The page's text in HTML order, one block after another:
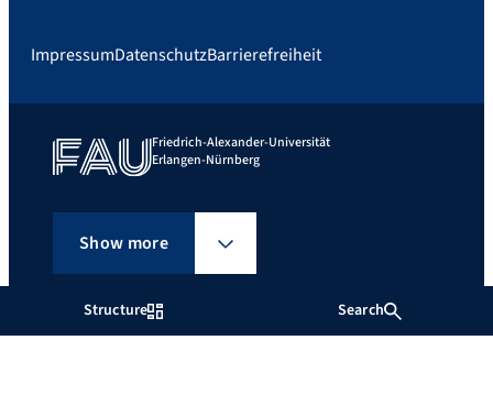
Structure Search
ImpressumDatenschutzBarrierefreiheit
Friedrich-Alexander-Universität
Erlangen-Nürnberg
Show more